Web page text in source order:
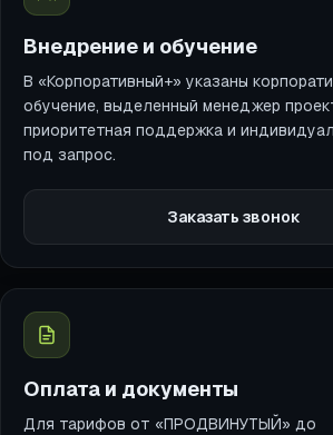
Внедрение и обучение
В «Корпоративный+» указаны
обучение, выделенный менеджер
приоритетная поддержка и
под запрос.
Заказать звонок
Оплата и документы
Для тарифов от «ПРОДВИНУТЫЙ» до